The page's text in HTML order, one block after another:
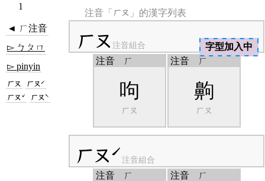
注音「 ㄏㄡ 」的漢字列表
◄ ㄏ注音
▻ ㄅㄆㄇ
▻ pinyin
ㄏㄡ
ㄏㄡˊ
ㄏㄡˇ
ㄏㄡˋ
ㄏㄡ注音組合
注音 ㄏ
呴
ㄏㄡ
注音 ㄏ
齁
ㄏㄡ
ㄏㄡˊ注音組合
注音 ㄏ 注音 ㄏ
1
字型加入中